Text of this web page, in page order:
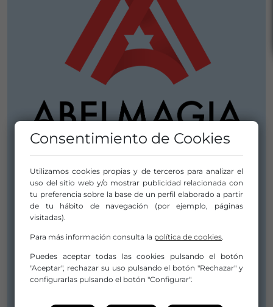
COMPAÑÍA
ABELMAGIA
Leon Felipe 6
30739 Torre Pacheco
Consentimiento de Cookies
Utilizamos cookies propias y de terceros para analizar el
uso del sitio web y/o mostrar publicidad relacionada con
tu preferencia sobre la base de un perfil elaborado a partir
de tu hábito de navegación (por ejemplo, páginas
visitadas).
Para más información consulta la política de cookies.
Puedes aceptar todas las cookies pulsando el botón
"Aceptar", rechazar su uso pulsando el botón "Rechazar" y
configurarlas pulsando el botón "Configurar".